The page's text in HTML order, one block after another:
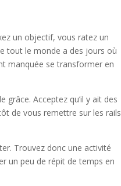
un objectif, vous ratez un
tout le monde a des jours où
manquée se transformer en
grâce. Acceptez qu’il y ait des
de vous remettre sur les rails
Trouvez donc une activité
un peu de répit de temps en